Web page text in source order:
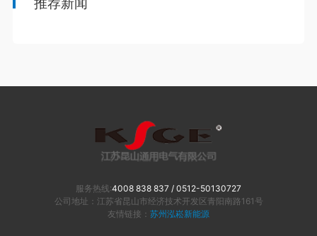
服务热线:4008 838 837 / 0512-50130727
公司地址： 江苏省昆山市经济技术开发区青阳南路161号
友情链接： 苏州泓崧新能源